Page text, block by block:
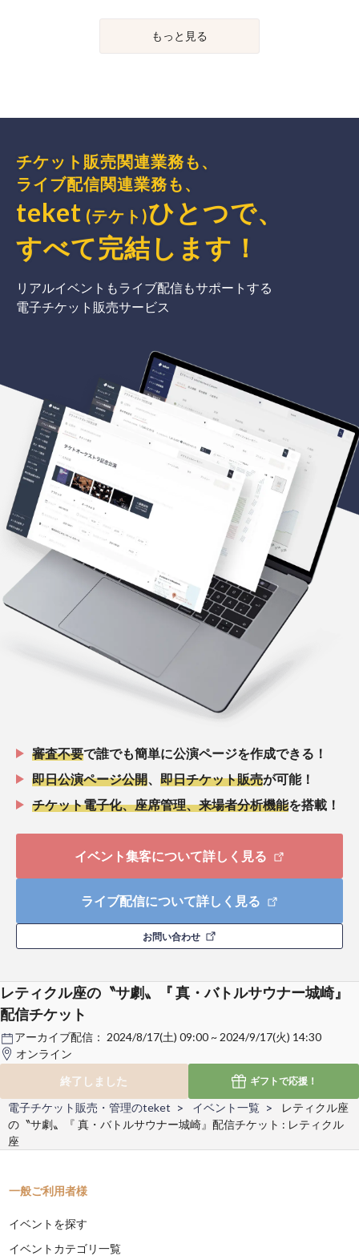
もっと見る
チケット販売関連業務も、
ライブ配信関連業務も、
teket (テケト)ひとつで、
すべて完結 します ！
リアルイベントもライブ配信もサポートする
電子チケット販売サービス
審査不要で誰でも簡単に公演ページを作成できる！
即日公演ページ公開、 即日チケット販売が可能！
チケット電子化、座席管理、来場者分析機能を搭載！
イベント集客について詳しく見る
ライブ配信について詳しく見る
お問い合わせ
レティクル座の〝サ劇〟『 真・バトルサウナー城崎』
配信チケット
アーカイブ配信： 2024/8/17(土) 09:00 ~ 2024/9/17(火) 14:30
オンライン
終了しました
ギフトで応援！
電子チケット販売・管理のteket イベント一覧
レティクル座
の〝サ劇〟『 真・バトルサウナー城崎』配信チケット : レティクル
座
一般ご利用者様
イベントを探す
イベントカテゴリ一覧